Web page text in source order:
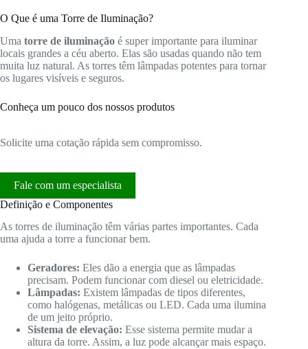
O Que é uma Torre de Iluminação?
Uma torre de iluminação é super importante para iluminar
locais grandes a céu aberto. Elas são usadas quando não tem
muita luz natural. As torres têm lâmpadas potentes para tornar
os lugares visíveis e seguros.
Conheça um pouco dos nossos produtos
Solicite uma cotação rápida sem compromisso.
Fale com um especialista
Definição e Componentes
As torres de iluminação têm várias partes importantes. Cada
uma ajuda a torre a funcionar bem.
Geradores: Eles dão a energia que as lâmpadas
precisam. Podem funcionar com diesel ou eletricidade.
Lâmpadas: Existem lâmpadas de tipos diferentes,
como halógenas, metálicas ou LED. Cada uma ilumina
de um jeito próprio.
Sistema de elevação: Esse sistema permite mudar a
altura da torre. Assim, a luz pode alcançar mais espaço.